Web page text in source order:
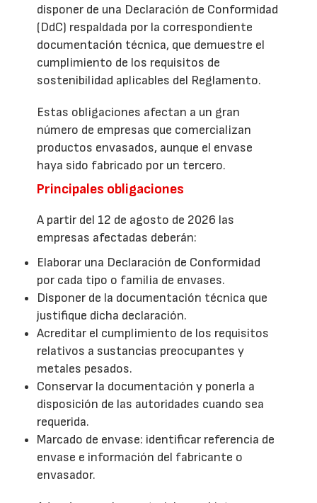
disponer de una Declaración de Conformidad
(DdC) respaldada por la correspondiente
documentación técnica, que demuestre el
cumplimiento de los requisitos de
sostenibilidad aplicables del Reglamento.
Estas obligaciones afectan a un gran
número de empresas que comercializan
productos envasados, aunque el envase
haya sido fabricado por un tercero.
Principales obligaciones
A partir del 12 de agosto de 2026 las
empresas afectadas deberán:
Elaborar una Declaración de Conformidad
por cada tipo o familia de envases.
Disponer de la documentación técnica que
justifique dicha declaración.
Acreditar el cumplimiento de los requisitos
relativos a sustancias preocupantes y
metales pesados.
Conservar la documentación y ponerla a
disposición de las autoridades cuando sea
requerida.
Marcado de envase: identificar referencia de
envase e información del fabricante o
envasador.